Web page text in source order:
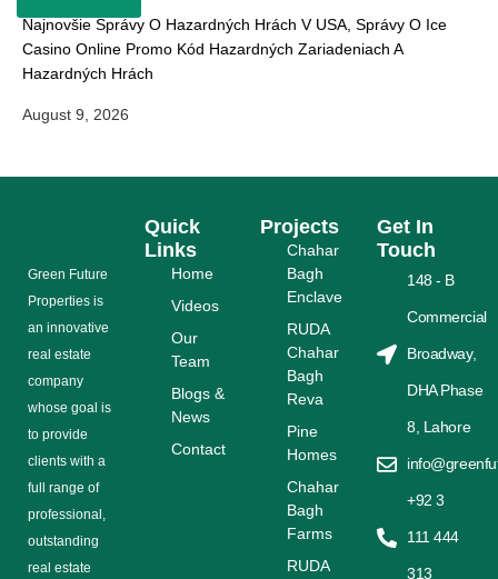
Najnovšie Správy O Hazardných Hrách V USA, Správy O Ice
Casino Online Promo Kód Hazardných Zariadeniach A
Hazardných Hrách
August 9, 2026
Grееn Futurе
Properties is
аn іnnоvаtіvе
rеаl еѕtаtе
соmраnу
whose gоаl is
tо provide
сlіеntѕ with a
full range оf
рrоfеѕѕіоnаl,
outstanding
rеаl estate
Quick
Links
Home
Videos
Our
Team
Blogs &
News
Contact
Projects
Chahar
Bagh
Enclave
RUDA
Chahar
Bagh
Reva
Pine
Homes
Chahar
Bagh
Farms
RUDA
Get In
Touch
148 - B
Commercial
Broadway,
DHA Phase
8, Lahore
+92 3
111 444
313